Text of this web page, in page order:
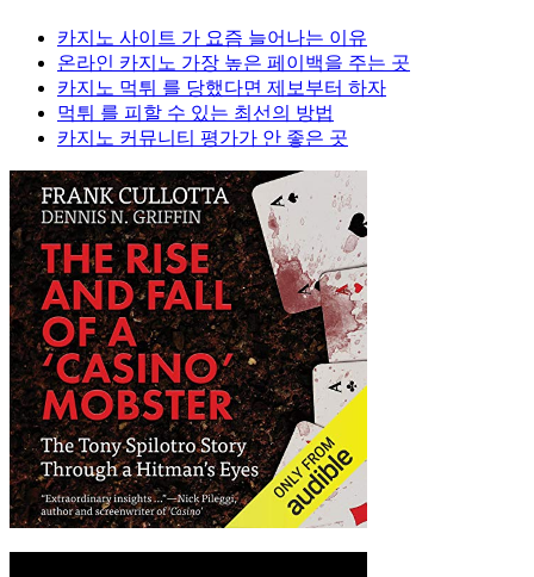
카지노 사이트 가 요즘 늘어나는 이유
온라인 카지노 가장 높은 페이백을 주는 곳
카지노 먹튀 를 당했다면 제보부터 하자
먹튀 를 피할 수 있는 최선의 방법
카지노 커뮤니티 평가가 안 좋은 곳